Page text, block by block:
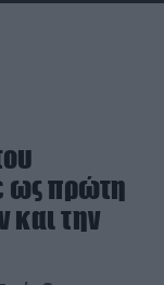
ως πρώτη
και την